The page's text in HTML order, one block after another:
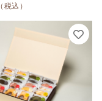
（税込）